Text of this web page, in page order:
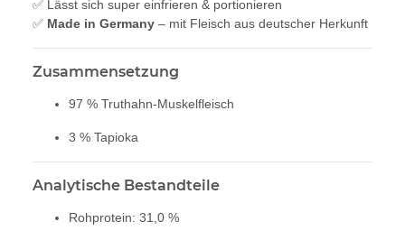
✅ Lässt sich super einfrieren & portionieren
✅ Made in Germany – mit Fleisch aus deutscher Herkunft
Zusammensetzung
97 % Truthahn-Muskelfleisch
3 % Tapioka
Analytische Bestandteile
Rohprotein: 31,0 %